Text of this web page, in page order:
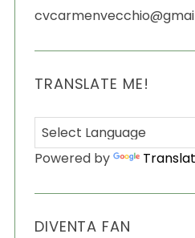
TRANSLATE ME!
Powered by
DIVENTA FAN
r